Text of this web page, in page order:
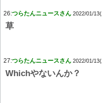
26:つらたんニュースさん 2022/01/
草
27:つらたんニュースさん 2022/01/
Whichやないんか？